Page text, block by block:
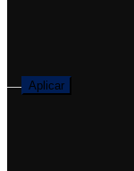
— Aplicar